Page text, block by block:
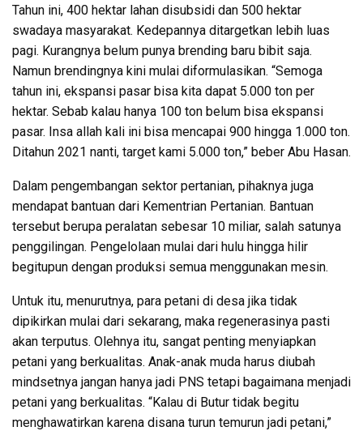
Tahun ini, 400 hektar lahan disubsidi dan 500 hektar
swadaya masyarakat. Kedepannya ditargetkan lebih luas
pagi. Kurangnya belum punya brending baru bibit saja.
Namun brendingnya kini mulai diformulasikan. “Semoga
tahun ini, ekspansi pasar bisa kita dapat 5.000 ton per
hektar. Sebab kalau hanya 100 ton belum bisa ekspansi
pasar. Insa allah kali ini bisa mencapai 900 hingga 1.000 ton.
Ditahun 2021 nanti, target kami 5.000 ton,” beber Abu Hasan.
Dalam pengembangan sektor pertanian, pihaknya juga
mendapat bantuan dari Kementrian Pertanian. Bantuan
tersebut berupa peralatan sebesar 10 miliar, salah satunya
penggilingan. Pengelolaan mulai dari hulu hingga hilir
begitupun dengan produksi semua menggunakan mesin.
Untuk itu, menurutnya, para petani di desa jika tidak
dipikirkan mulai dari sekarang, maka regenerasinya pasti
akan terputus. Olehnya itu, sangat penting menyiapkan
petani yang berkualitas. Anak-anak muda harus diubah
mindsetnya jangan hanya jadi PNS tetapi bagaimana menjadi
petani yang berkualitas. “Kalau di Butur tidak begitu
menghawatirkan karena disana turun temurun jadi petani,”